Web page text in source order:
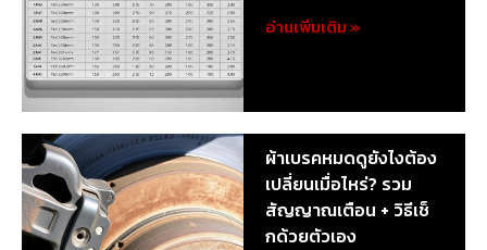
อ่านเพิ่มเติม »
ผ้าเบรคหมดดูยังไงต้อง
เปลี่ยนเมื่อไหร่? รวม
สัญญาณเตือน + วิธีเช็
กด้วยตัวเอง